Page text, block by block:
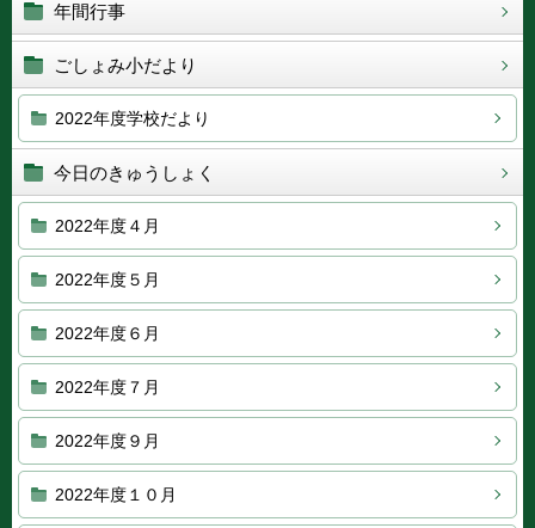
年間行事
ごしょみ小だより
2022年度学校だより
今日のきゅうしょく
2022年度４月
2022年度５月
2022年度６月
2022年度７月
2022年度９月
2022年度１０月